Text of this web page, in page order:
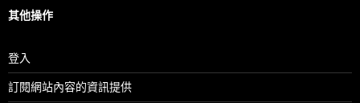
其他操作
登入
訂閱網站內容的資訊提供